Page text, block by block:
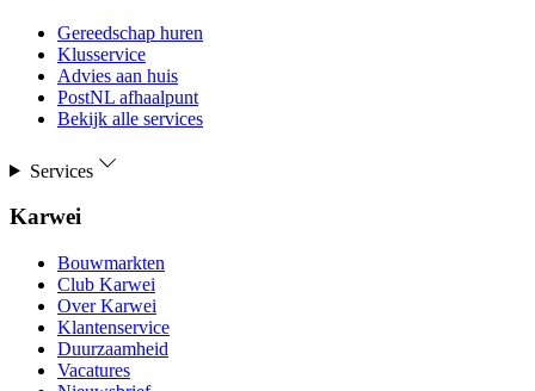
Gereedschap huren
Klusservice
Advies aan huis
PostNL afhaalpunt
Bekijk alle services
Services
Karwei
Bouwmarkten
Club Karwei
Over Karwei
Klantenservice
Duurzaamheid
Vacatures